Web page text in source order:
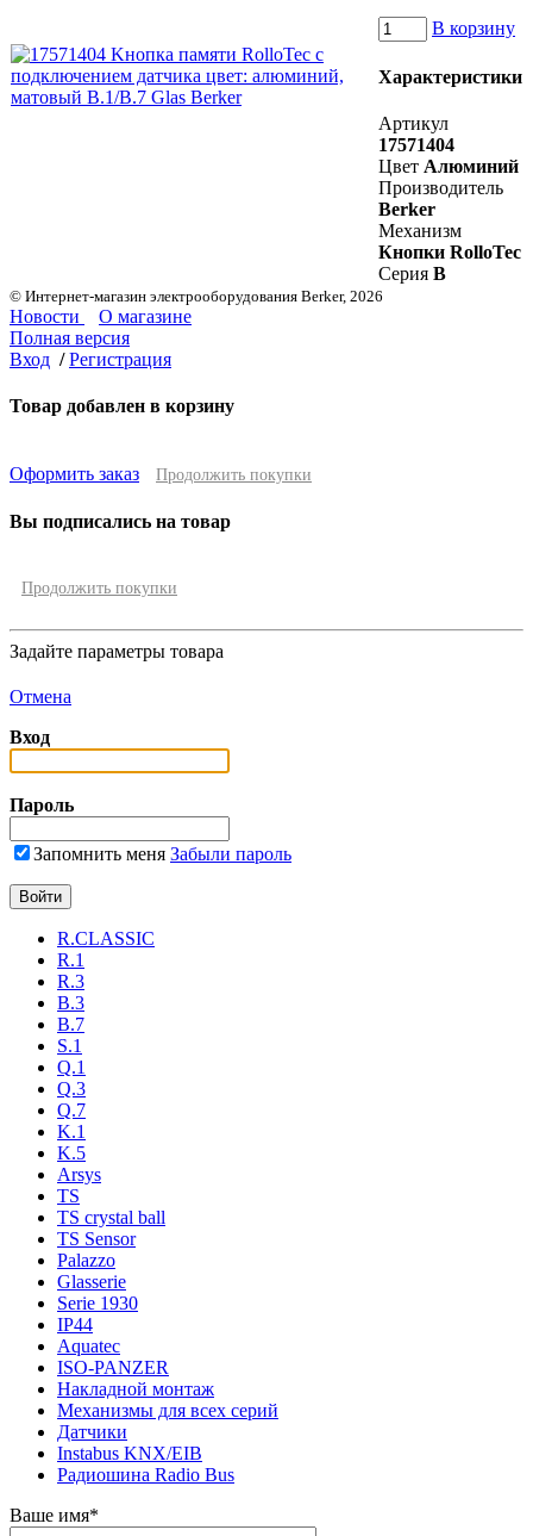
В корзину
Характеристики
Артикул
17571404
Цвет Алюминий
Производитель
Berker
Механизм
Кнопки RolloTec
Серия B
© Интернет-магазин электрооборудования Berker, 2026
Новости
О магазине
Полная версия
Вход / Регистрация
Товар добавлен в корзину
Оформить заказ Продолжить покупки
Вы подписались на товар
Продолжить покупки
Задайте параметры товара
Отмена
Вход
Пароль
Запомнить меня Забыли пароль
R.CLASSIC
R.1
R.3
B.3
B.7
S.1
Q.1
Q.3
Q.7
K.1
K.5
Arsys
TS
TS crystal ball
TS Sensor
Palazzo
Glasserie
Serie 1930
IP44
Aquatec
ISO-PANZER
Накладной монтаж
Механизмы для всех серий
Датчики
Instabus KNX/EIB
Радиошина Radio Bus
Ваше имя*